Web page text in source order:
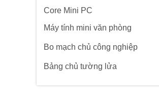
Core Mini PC
Máy tính mini văn phòng
Bo mạch chủ công nghiệp
Bảng chủ tường lửa